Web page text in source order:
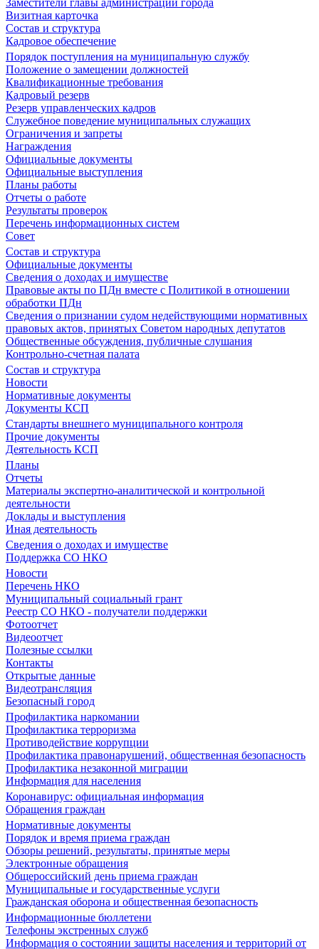
Заместители главы администрации города
Визитная карточка
Состав и структура
Кадровое обеспечение
Порядок поступления на муниципальную службу
Положение о замещении должностей
Квалификационные требования
Кадровый резерв
Резерв управленческих кадров
Служебное поведение муниципальных служащих
Ограничения и запреты
Награждения
Официальные документы
Официальные выступления
Планы работы
Отчеты о работе
Результаты проверок
Перечень информационных систем
Совет
Состав и структура
Официальные документы
Сведения о доходах и имуществе
Правовые акты по ПДн вместе с Политикой в отношении
обработки ПДн
Сведения о признании судом недействующими нормативных
правовых актов, принятых Советом народных депутатов
Общественные обсуждения, публичные слушания
Контрольно-счетная палата
Состав и структура
Новости
Нормативные документы
Документы КСП
Стандарты внешнего муниципального контроля
Прочие документы
Деятельность КСП
Планы
Отчеты
Материалы экспертно-аналитической и контрольной
деятельности
Доклады и выступления
Иная деятельность
Сведения о доходах и имуществе
Поддержка СО НКО
Новости
Перечень НКО
Муниципальный социальный грант
Реестр СО НКО - получатели поддержки
Фотоотчет
Видеоотчет
Полезные ссылки
Контакты
Открытые данные
Видеотрансляция
Безопасный город
Профилактика наркомании
Профилактика терроризма
Противодействие коррупции
Профилактика правонарушений, общественная безопасность
Профилактика незаконной миграции
Информация для населения
Коронавирус: официальная информация
Обращения граждан
Нормативные документы
Порядок и время приема граждан
Обзоры решений, результаты, принятые меры
Электронные обращения
Общероссийский день приема граждан
Муниципальные и государственные услуги
Гражданская оборона и общественная безопасность
Информационные бюллетени
Телефоны экстренных служб
Информация о состоянии защиты населения и территорий от